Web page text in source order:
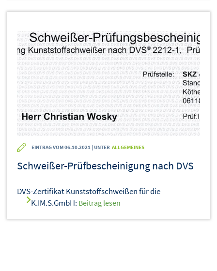
EINTRAG VOM 06.10.2021 | UNTER ALLGEMEINES
Schweißer-Prüfbescheinigung nach DVS
DVS-Zertifikat Kunststoffschweißen für die
K.IM.S.GmbH: Beitrag lesen